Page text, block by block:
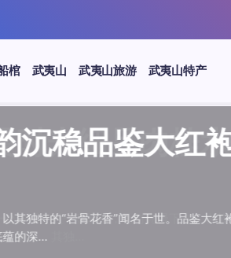
棺 武夷山 武夷山旅游 武夷山特产
时光细品肉桂水
静谧，煮一壶岩茶，让时光慢下来。岩茶
得名，其独…
韵沉稳品鉴大红
，以其独特的“岩骨花香”闻名于世。品鉴
底蕴的深…
蕴绵长品鉴武夷
典品种，以其汤水顺滑、底蕴绵长而备受
长的岁月，…
久不散品鉴武夷
誉，而肉桂更是其中翘楚。其名源于香叶
不散，令…
不同三款经典岩
以其独特的“岩韵”闻名于世。所谓岩韵，
华后形成…
底全面品鉴肉桂
底是关键环节。肉桂、水仙、大红袍作为
工艺与山场…
时光细品肉桂水
静谧，煮一壶岩茶，让时光慢下来。岩茶
得名，其独…
沉稳品鉴大红
其独特的“岩骨花香”闻名于世。品鉴大红
蕴的深…
长品鉴武夷水
，以其汤水顺滑、底蕴绵长而备受茶客青睐
月，…
散品鉴武夷肉
肉桂更是其中翘楚。其名源于香叶似肉桂，
令…
三款经典岩茶
的“岩韵”闻名于世。所谓岩韵，是茶叶在
成…
面品鉴肉桂水
键环节。肉桂、水仙、大红袍作为岩茶代表
山场…
细品肉桂水仙
煮一壶岩茶，让时光慢下来。岩茶，产自福
其独…
稳品鉴大红袍
特的“岩骨花香”闻名于世。品鉴大红袍，
深…
长品鉴武夷水
，以其汤水顺滑、底蕴绵长而备受茶客青睐
月，…
散品鉴武夷肉
肉桂更是其中翘楚。其名源于香叶似肉桂，
令…
三款经典岩茶
的“岩韵”闻名于世。所谓岩韵，是茶叶在
成…
面品鉴肉桂水
键环节。肉桂、水仙、大红袍作为岩茶代表
山场…